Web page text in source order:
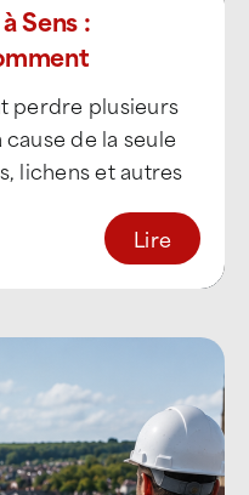
Sens :
perdre plusieurs
de la seule
lichens et autres
Lire